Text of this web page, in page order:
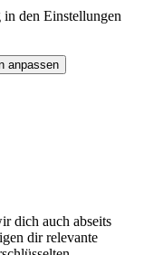
den Einstellungen
anpassen
dich auch abseits
dir relevante